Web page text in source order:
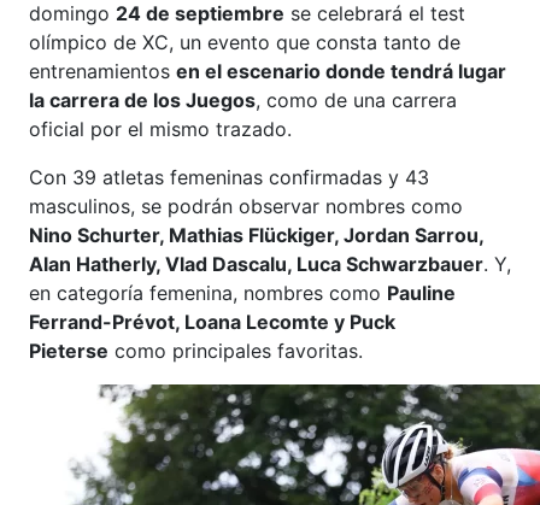
domingo 24 de septiembre se celebrará el test
olímpico de XC, un evento que consta tanto de
entrenamientos en el escenario donde tendrá lugar
la carrera de los Juegos, como de una carrera
oficial por el mismo trazado.
Con 39 atletas femeninas confirmadas y 43
masculinos, se podrán observar nombres como
Nino Schurter, Mathias Flückiger, Jordan Sarrou,
Alan Hatherly, Vlad Dascalu, Luca Schwarzbauer. Y,
en categoría femenina, nombres como Pauline
Ferrand-Prévot, Loana Lecomte y Puck
Pieterse como principales favoritas.